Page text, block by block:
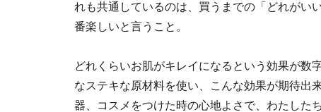
れも共通しているのは、買うまでの「どれがい
番楽しいと言うこと。
どれくらいお肌がキレイになるという効果が数
なステキな原材料を使い、こんな効果が期待出
器、コスメをつけた時の心地よさで、わたした